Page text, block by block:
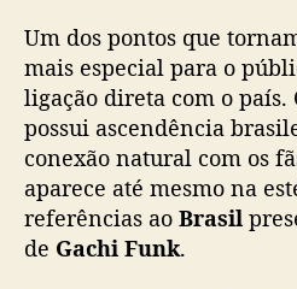
Um dos pontos que
mais especial para o
ligação direta com o país.
possui ascendência
conexão natural com os
aparece até mesmo na
referências ao Brasil
de Gachi Funk.